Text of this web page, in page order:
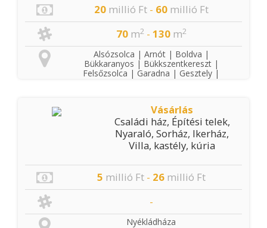
20 millió Ft- 60 millió Ft
70 m2 - 130 m2
Alsózsolca | Arnót | Boldva |
Bükkaranyos | Bükkszentkereszt |
Felsőzsolca | Garadna | Gesztely |
Hernádkak | Kisgyőr | Kistokaj | Kondó
| Sajóecseg | Sajókápolna |
Sajókeresztúr | Sajólád | Sajólászlófalva
| Sajópálfala | Sajópetri | Sajósenye |
Sajószentpéter | Sajóvámos |
Szirmabesenyő | Varbó
Vásárlás
Családi ház, Építési telek,
Nyaraló, Sorház, Ikerház,
Villa, kastély, kúria
5 millió Ft- 26 millió Ft
-
Nyékládháza